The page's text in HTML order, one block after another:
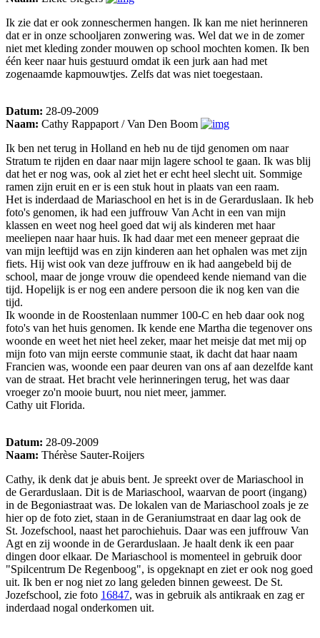
Ik zie dat er ook zonneschermen hangen. Ik kan me niet herinneren
dat er in onze schooljaren zonwering was. Wel dat we in de zomer
niet met kleding zonder mouwen op school mochten komen. Ik ben
één keer naar huis gestuurd omdat ik een jurk aan had met
zogenaamde kapmouwtjes. Zelfs dat was niet toegestaan.
Datum: 28-09-2009
Naam: Cathy Rappaport / Van Den Boom
Ik ben net terug in Holland en heb nu de tijd genomen om naar
Stratum te rijden en daar naar mijn lagere school te gaan. Ik was blij
dat het er nog was, ook al ziet het er echt heel slecht uit. Sommige
ramen zijn eruit en er is een stuk hout in plaats van een raam.
Het is inderdaad de Mariaschool en het is in de Gerarduslaan. Ik heb
foto's genomen, ik had een juffrouw Van Acht in een van mijn
klassen en weet nog heel goed dat wij als kinderen met haar
meeliepen naar haar huis. Ik had daar met een meneer gepraat die
van mijn leeftijd was en zijn kinderen aan het ophalen was met zijn
fiets. Hij wist ook van deze juffrouw en ik had aangebeld bij de
school, maar de jonge vrouw die opendeed kende niemand van die
tijd. Hopelijk is er nog een andere persoon die ik nog ken van die
tijd.
Ik woonde in de Roostenlaan nummer 100-C en heb daar ook nog
foto's van het huis genomen. Ik kende ene Martha die tegenover ons
woonde en weet het niet heel zeker, maar het meisje dat met mij op
mijn foto van mijn eerste communie staat, ik dacht dat haar naam
Francien was, woonde een paar deuren van ons af aan dezelfde kant
van de straat. Het bracht vele herinneringen terug, het was daar
vroeger zo'n mooie buurt, nou niet meer, jammer.
Cathy uit Florida.
Datum: 28-09-2009
Naam: Thérèse Sauter-Roijers
Cathy, ik denk dat je abuis bent. Je spreekt over de Mariaschool in
de Gerarduslaan. Dit is de Mariaschool, waarvan de poort (ingang)
in de Begoniastraat was. De lokalen van de Mariaschool zoals je ze
hier op de foto ziet, staan in de Geraniumstraat en daar lag ook de
St. Jozefschool, naast het parochiehuis. Daar was een juffrouw Van
Agt en zij woonde in de Gerarduslaan. Je haalt denk ik een paar
dingen door elkaar. De Mariaschool is momenteel in gebruik door
"Spilcentrum De Regenboog", is opgeknapt en ziet er ook nog goed
uit. Ik ben er nog niet zo lang geleden binnen geweest. De St.
Jozefschool, zie foto 16847, was in gebruik als antikraak en zag er
inderdaad nogal onderkomen uit.